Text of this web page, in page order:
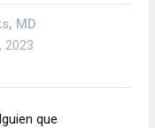
MD
2023
que